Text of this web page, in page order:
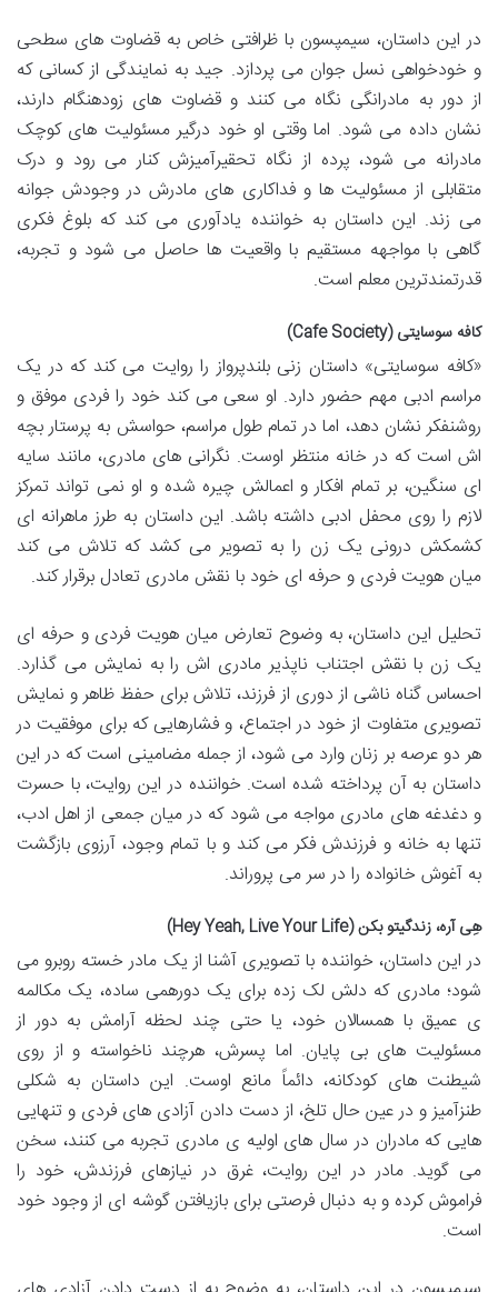
در این داستان، سیمپسون با ظرافتی خاص به قضاوت های سطحی
و خودخواهی نسل جوان می پردازد. جید به نمایندگی از کسانی که
از دور به مادرانگی نگاه می کنند و قضاوت های زودهنگام دارند،
نشان داده می شود. اما وقتی او خود درگیر مسئولیت های کوچک
مادرانه می شود، پرده از نگاه تحقیرآمیزش کنار می رود و درک
متقابلی از مسئولیت ها و فداکاری های مادرش در وجودش جوانه
می زند. این داستان به خواننده یادآوری می کند که بلوغ فکری
گاهی با مواجهه مستقیم با واقعیت ها حاصل می شود و تجربه،
قدرتمندترین معلم است.
کافه سوسایتی (Cafe Society)
«کافه سوسایتی» داستان زنی بلندپرواز را روایت می کند که در یک
مراسم ادبی مهم حضور دارد. او سعی می کند خود را فردی موفق و
روشنفکر نشان دهد، اما در تمام طول مراسم، حواسش به پرستار بچه
اش است که در خانه منتظر اوست. نگرانی های مادری، مانند سایه
ای سنگین، بر تمام افکار و اعمالش چیره شده و او نمی تواند تمرکز
لازم را روی محفل ادبی داشته باشد. این داستان به طرز ماهرانه ای
کشمکش درونی یک زن را به تصویر می کشد که تلاش می کند
میان هویت فردی و حرفه ای خود با نقش مادری تعادل برقرار کند.
تحلیل این داستان، به وضوح تعارض میان هویت فردی و حرفه ای
یک زن با نقش اجتناب ناپذیر مادری اش را به نمایش می گذارد.
احساس گناه ناشی از دوری از فرزند، تلاش برای حفظ ظاهر و نمایش
تصویری متفاوت از خود در اجتماع، و فشارهایی که برای موفقیت در
هر دو عرصه بر زنان وارد می شود، از جمله مضامینی است که در این
داستان به آن پرداخته شده است. خواننده در این روایت، با حسرت
و دغدغه های مادری مواجه می شود که در میان جمعی از اهل ادب،
تنها به خانه و فرزندش فکر می کند و با تمام وجود، آرزوی بازگشت
به آغوش خانواده را در سر می پروراند.
هِی آره، زندگیتو بکن (Hey Yeah, Live Your Life)
در این داستان، خواننده با تصویری آشنا از یک مادر خسته روبرو می
شود؛ مادری که دلش لک زده برای یک دورهمی ساده، یک مکالمه
ی عمیق با همسالان خود، یا حتی چند لحظه آرامش به دور از
مسئولیت های بی پایان. اما پسرش، هرچند ناخواسته و از روی
شیطنت های کودکانه، دائماً مانع اوست. این داستان به شکلی
طنزآمیز و در عین حال تلخ، از دست دادن آزادی های فردی و تنهایی
هایی که مادران در سال های اولیه ی مادری تجربه می کنند، سخن
می گوید. مادر در این روایت، غرق در نیازهای فرزندش، خود را
فراموش کرده و به دنبال فرصتی برای بازیافتن گوشه ای از وجود خود
است.